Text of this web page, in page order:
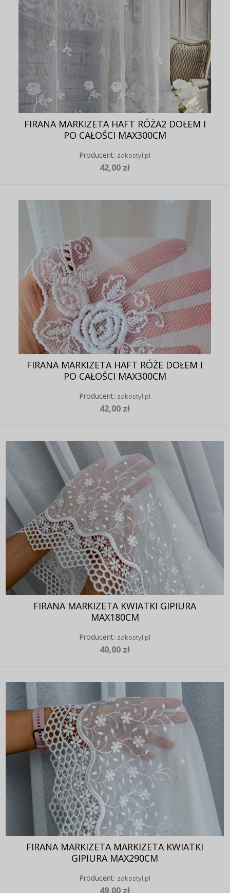
FIRANA MARKIZETA HAFT RÓŻA2 DOŁEM I
PO CAŁOŚCI MAX300CM
Producent: zakostyl.pl
42,00 zł
FIRANA MARKIZETA HAFT RÓŻE DOŁEM I
PO CAŁOŚCI MAX300CM
Producent: zakostyl.pl
42,00 zł
FIRANA MARKIZETA KWIATKI GIPIURA
MAX180CM
Producent: zakostyl.pl
40,00 zł
FIRANA MARKIZETA MARKIZETA KWIATKI
GIPIURA MAX290CM
Producent: zakostyl.pl
49,00 zł